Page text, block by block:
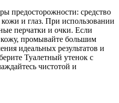
предосторожности: средство
и глаз. При использовании
перчатки и очки. Если
кожу, промывайте большим
идеальных результатов и
Туалетный утенок с
чистотой и